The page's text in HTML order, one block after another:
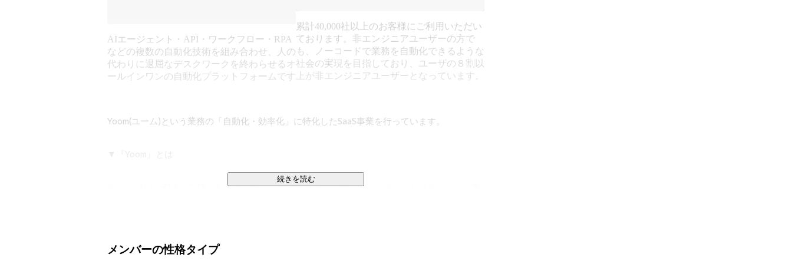
AIエージェント・API・ワークフロー・RPA
などの複数の自動化技術を組み合わせ、人の
代わりに退屈なデスクワークを終わらせるオ
ールインワンの自動化プラットフォームです
累計40,000社以上のお客様にご利用いただい
ております。非エンジニアユーザーの方で
も、ノーコードで業務を自動化できるような
社会の実現を目指しており、ユーザの８割以
上が非エンジニアユーザーとなっています。
Yoom(ユーム)という業務の「自動化・効率化」に特化したSaaS事業を行っています。
YoomはAPI・RPA・OCR・AIなどの様々な自動化技術をノーコードで組み合わせることで、事
「業務効率化」にど真ん中のサービスで、セールスなどのフロント業務から、人事・労務・経
続きを読む
メンバーの性格タイプ